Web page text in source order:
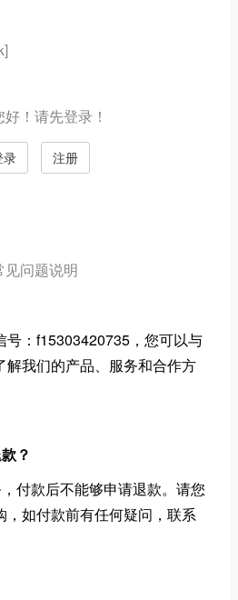
好！请先登录！
录 注册
见问题说明
号：f15303420735，您可以与
解我们的产品、服务和合作方
？
付款后不能够申请退款。请您
，如付款前有任何疑问，联系